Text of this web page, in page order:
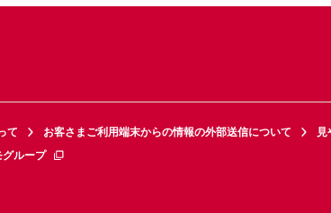
て お客さまご利用端末からの情報の外部送信について
見
グループ